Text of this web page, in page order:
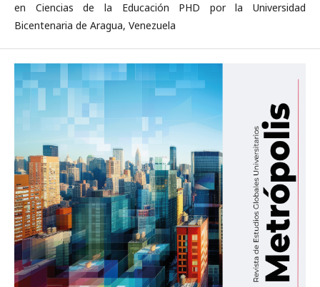
en Ciencias de la Educación PHD por la Universidad
Bicentenaria de Aragua, Venezuela